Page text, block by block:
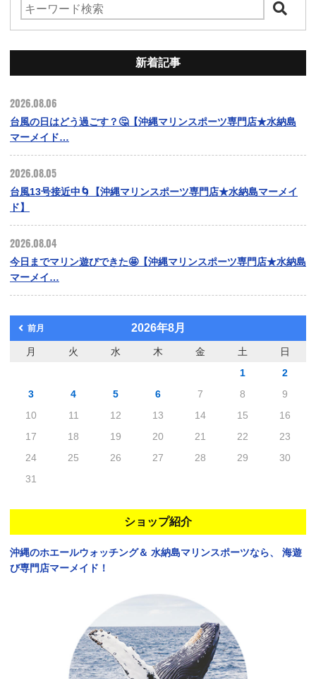
新着記事
2026.08.06
台風の日はどう過ごす？🤔【沖縄マリンスポーツ専門店★水納島
マーメイド…
2026.08.05
台風13号接近中🌀【沖縄マリンスポーツ専門店★水納島マーメイ
ド】
2026.08.04
今日までマリン遊びできた🤩【沖縄マリンスポーツ専門店★水納島
マーメイ…
前月 2026年8月
月 火 水 木 金 土
日
1
2
3
4 5 6 7 8
9
10
11 12 13 14 15
16
17
18 19 20 21 22
23
24
25 26 27 28 29
30
31
ショップ紹介
沖縄のホエールウォッチング＆ 水納島マリンスポーツなら、
海遊
び専門店マーメイド！